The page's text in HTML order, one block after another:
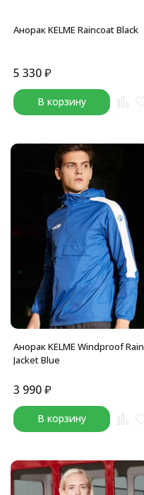
Анорак KELME Raincoat Black
5 330₽
В корзину
Анорак KELME Windproof Rain
Jacket Blue
3 990₽
В корзину